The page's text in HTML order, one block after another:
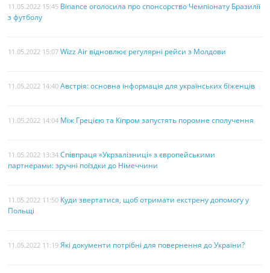
11.05.2022 15:45 Binance оголосила про спонсорство Чемпіонату Бразилії
з футболу
11.05.2022 15:07 Wizz Air відновлює регулярні рейси з Молдови
11.05.2022 14:40 Австрія: основна інформація для українських біженців
11.05.2022 14:04 Між Грецією та Кіпром запустять поромне сполучення
11.05.2022 13:34 Співпраця «Укрзалізниці» з європейськими
партнерами: зручні поїздки до Німеччини
11.05.2022 11:50 Куди звертатися, щоб отримати екстрену допомогу у
Польщі
11.05.2022 11:19 Які документи потрібні для повернення до України?